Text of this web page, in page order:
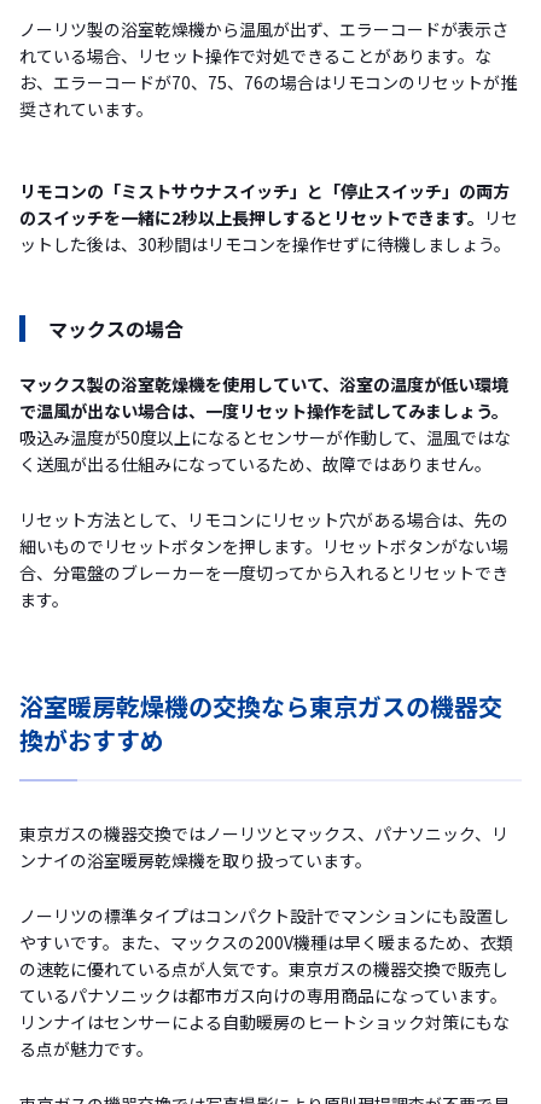
ノーリツ製の浴室乾燥機から温風が出ず、エラーコードが表示さ
れている場合、リセット操作で対処できることがあります。な
お、エラーコードが70、75、76の場合はリモコンのリセットが推
奨されています。
リモコンの「ミストサウナスイッチ」と「停止スイッチ」の両方
のスイッチを一緒に2秒以上長押しするとリセットできます。 リセ
ットした後は、30秒間はリモコンを操作せずに待機しましょう。
マックスの場合
マックス製の浴室乾燥機を使用していて、浴室の温度が低い環境
で温風が出ない場合は、一度リセット操作を試してみましょう。
吸込み温度が50度以上になるとセンサーが作動して、温風ではな
く送風が出る仕組みになっているため、故障ではありません。
リセット方法として、リモコンにリセット穴がある場合は、先の
細いものでリセットボタンを押します。リセットボタンがない場
合、分電盤のブレーカーを一度切ってから入れるとリセットでき
ます。
浴室暖房乾燥機の交換なら東京ガスの機器交
換がおすすめ
東京ガスの機器交換ではノーリツとマックス、パナソニック、リ
ンナイの浴室暖房乾燥機を取り扱っています。
ノーリツの標準タイプはコンパクト設計でマンションにも設置し
やすいです。また、マックスの200V機種は早く暖まるため、衣類
の速乾に優れている点が人気です。東京ガスの機器交換で販売し
ているパナソニックは都市ガス向けの専用商品になっています。
リンナイはセンサーによる自動暖房のヒートショック対策にもな
る点が魅力です。